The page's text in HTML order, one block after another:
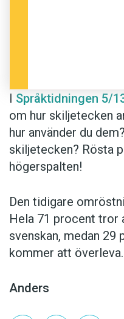
I Språktidningen 5/
om hur skiljetecken
hur använder du
skiljetecken? Rösta
högerspalten!
Den tidigare
Hela 71 procent tror
svenskan, medan
kommer att överleva.
Anders